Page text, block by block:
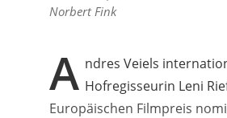
Norbert Fink
A ndres Veiels
Hofregisseurin Leni
Europäischen Filmpreis